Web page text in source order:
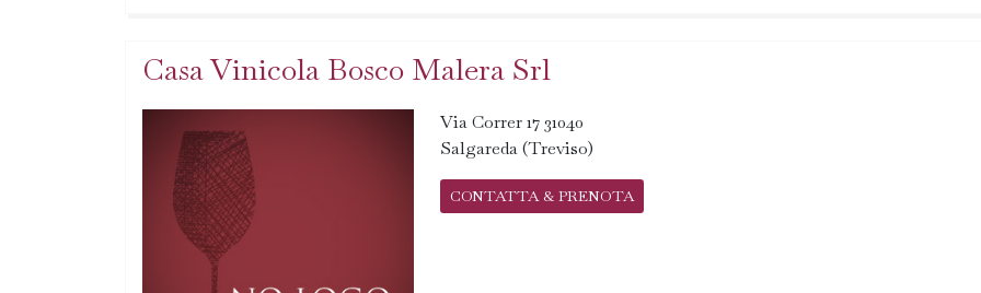
Casa Vinicola Bosco Malera Srl
Via Correr 17 31040
Salgareda (Treviso)
CONTATTA & PRENOTA